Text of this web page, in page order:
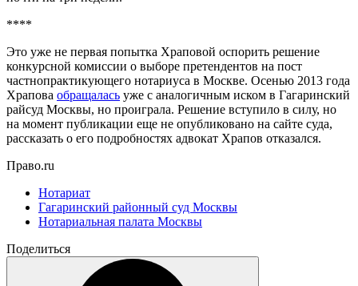
****
Это уже не первая попытка Храповой оспорить решение
конкурсной комиссии о выборе претендентов на пост
частнопрактикующего нотариуса в Москве. Осенью 2013 года
Храпова обращалась уже с аналогичным иском в Гагаринский
райсуд Москвы, но проиграла. Решение вступило в силу, но
на момент публикации еще не опубликовано на сайте суда,
рассказать о его подробностях адвокат Храпов отказался.
Право.ru
Нотариат
Гагаринский районный суд Москвы
Нотариальная палата Москвы
Поделиться